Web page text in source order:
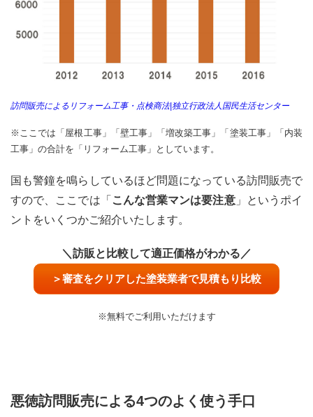
装う
よく
手口
3 不
煽る
2.4
よく
3
訪問販売によるリフォーム工事・点検商法|独立行政法人国民生活センター
※ここでは「屋根工事」「壁工事」「増改築工事」「塗装工事」「内装
工事」の合計を「リフォーム工事」としています。
国も警鐘を鳴らしているほど問題になっている訪問販売で
すので、ここでは「 こんな営業マンは要注意」というポイ
ントをいくつかご紹介いたします。
＼訪販と比較して適正価格がわかる／
＞審査をクリアした塗装業者で見積もり比較
※無料でご利用いただけます
悪徳訪問販売による4つのよく使う手口